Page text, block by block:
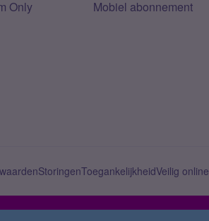
Only
Mobiel abonnement
StoringenToegankelijkheidVeilig online